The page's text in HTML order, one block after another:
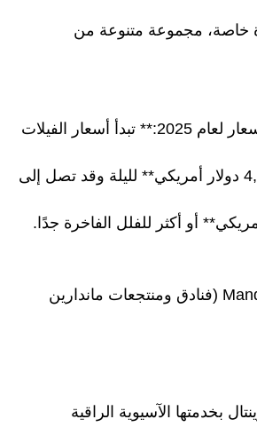
خاصة، مجموعة متنوعة من
* **تقدير الأسعار لعام 2025:** تبدأ أسعار الفيلات
من حوالي **4,800 دولار أمريكي** لليلة وقد تصل إلى
**9. Mandarin Oriental (فنادق ومنتجعات ماندارين
بخدمتها الآسيوية الراقية